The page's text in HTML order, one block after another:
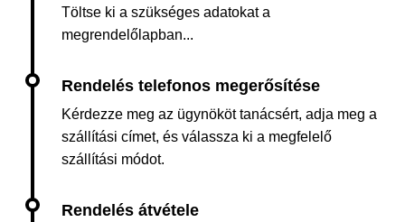
Töltse ki a szükséges adatokat a
megrendelőlapban...
Kérdezze meg az ügynököt tanácsért, adja meg a
szállítási címet, és válassza ki a megfelelő
szállítási módot.